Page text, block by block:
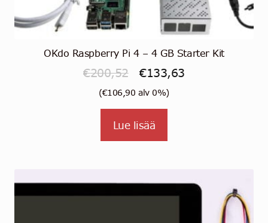
OKdo Raspberry Pi 4 – 4 GB Starter Kit
€200,52
Alkuperäinen
hinta
oli:
€200,52.
€133,63Nykyinen
(€106,90 alv 0%)
Lue lisää